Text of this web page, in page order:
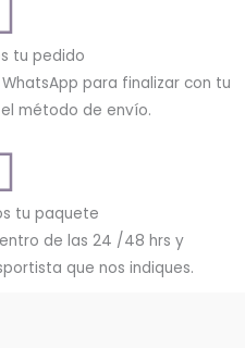
tu pedido
para finalizar con tu
método de envío.
tu paquete
de las 24 /48 hrs y
que nos indiques.